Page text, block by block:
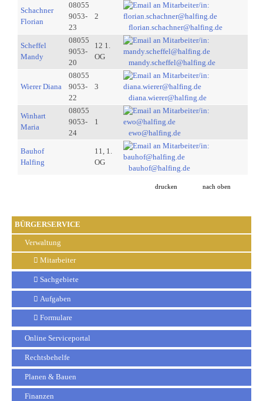
BÜRGERSERVICE
Verwaltung
Mitarbeiter
Sachgebiete
Aufgaben
Formulare
Online Serviceportal
Rechtsbehelfe
Planen & Bauen
Finanzen
Schachner
Florian
08055
9053-
23
2
florian.schachner@halfing.de
Scheffel
Mandy
08055
9053-
20
12 1.
OG
mandy.scheffel@halfing.de
Wierer Diana
08055
9053-
22
3
diana.wierer@halfing.de
Winhart
Maria
08055
9053-
24
1
ewo@halfing.de
Bauhof
Halfing
11, 1.
OG
bauhof@halfing.de
drucken nach oben